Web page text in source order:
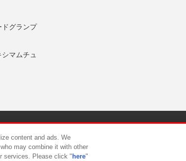
ドグランプ
マムチュ
タマーハラスメント対応方針
content and ads. We
may combine it with other
services. Please click " here"